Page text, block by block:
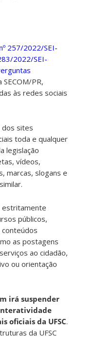
257/2022/SEI-
2022/SEI-
PR,
às redes sociais
dos sites
toda e qualquer
legislação
vídeos,
marcas, slogans e
estritamente
públicos,
as postagens
ao cidadão,
ou orientação
irá suspender
oficiais da UFSC.
da UFSC